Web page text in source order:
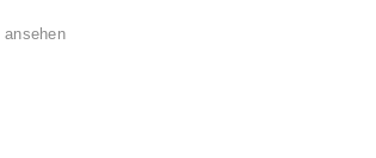
ansehen